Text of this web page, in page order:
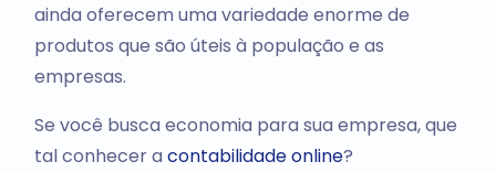
ainda oferecem uma variedade enorme de
produtos que são úteis à população e as
empresas.
Se você busca economia para sua empresa, que
tal conhecer acontabilidade online?